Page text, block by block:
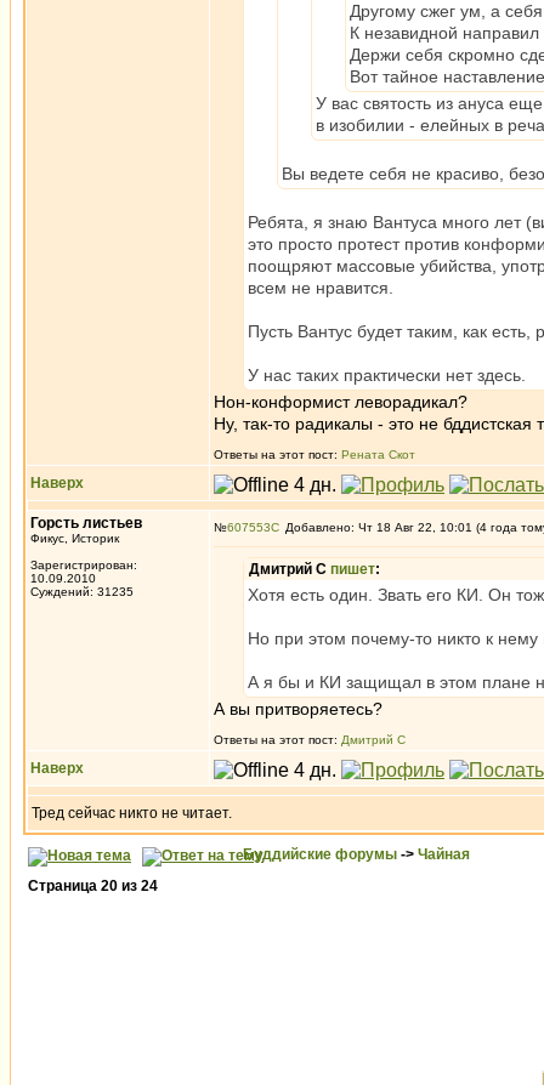
Другому сжег ум, а себя
К незавидной направил
Держи себя скромно
Вот тайное наставление
У вас святость из ануса
в изобилии - елейных в
Вы ведете себя не красиво,
Ребята, я знаю Вантуса много лет
это просто протест против
поощряют массовые убийства,
всем не нравится.
Пусть Вантус будет таким, как есть,
У нас таких практически нет здесь.
Нон-конформист леворадикал?
Ну, так-то радикалы - это не бддистская
Ответы на этот пост: Рената Скот
Наверх
Горсть листьев
Фикус, Историк
Зарегистрирован:
10.09.2010
Суждений: 31235
№607553 Добавлено: Чт 18 Авг 22, 10:01 (4 года
Дмитрий С пишет:
Хотя есть один. Звать его КИ. Он
Но при этом почему-то никто к
А я бы и КИ защищал в этом плане
А вы притворяетесь?
Ответы на этот пост: Дмитрий С
Наверх
Тред сейчас никто не читает.
Буддийские форумы -> Чайная
Страница 20 из 24